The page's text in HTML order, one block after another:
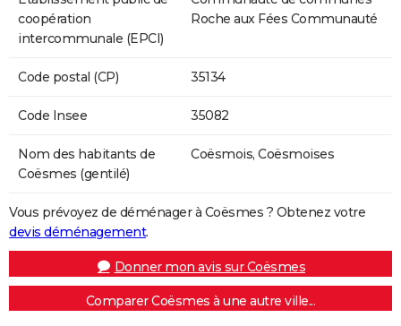
coopération
intercommunale (EPCI)
Roche aux Fées Communauté
Code postal (CP) 35134
Code Insee 35082
Nom des habitants de
Coësmes (gentilé)
Coësmois, Coësmoises
Vous prévoyez de déménager à Coësmes ? Obtenez votre
devis déménagement.
Donner mon avis sur Coësmes
Comparer Coësmes à une autre ville...